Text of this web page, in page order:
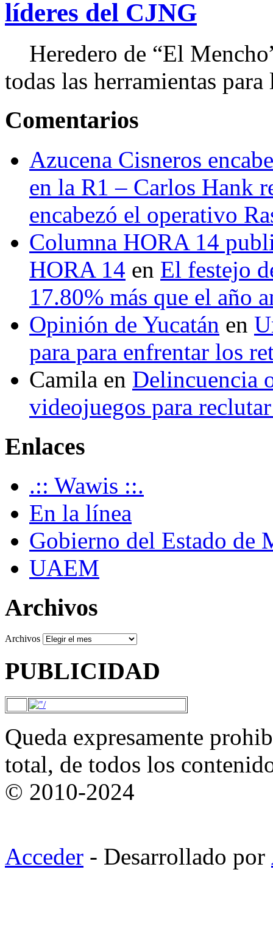
líderes del CJNG
Heredero de “El
todas las herramientas
Comentarios
Azucena Cisneros
en la R1 – Carlos Hank
encabezó el operativo
Columna HORA 14
HORA 14 en El festejo
17.80% más que el año
Opinión de Yucatán en
para para enfrentar los
Camila en Delincuencia
videojuegos para
Enlaces
.:: Wawis ::.
En la línea
Gobierno del Estado de
UAEM
Archivos
Archivos
PUBLICIDAD
Queda expresamente
total, de todos los
© 2010-2024
Acceder - Desarrollado por